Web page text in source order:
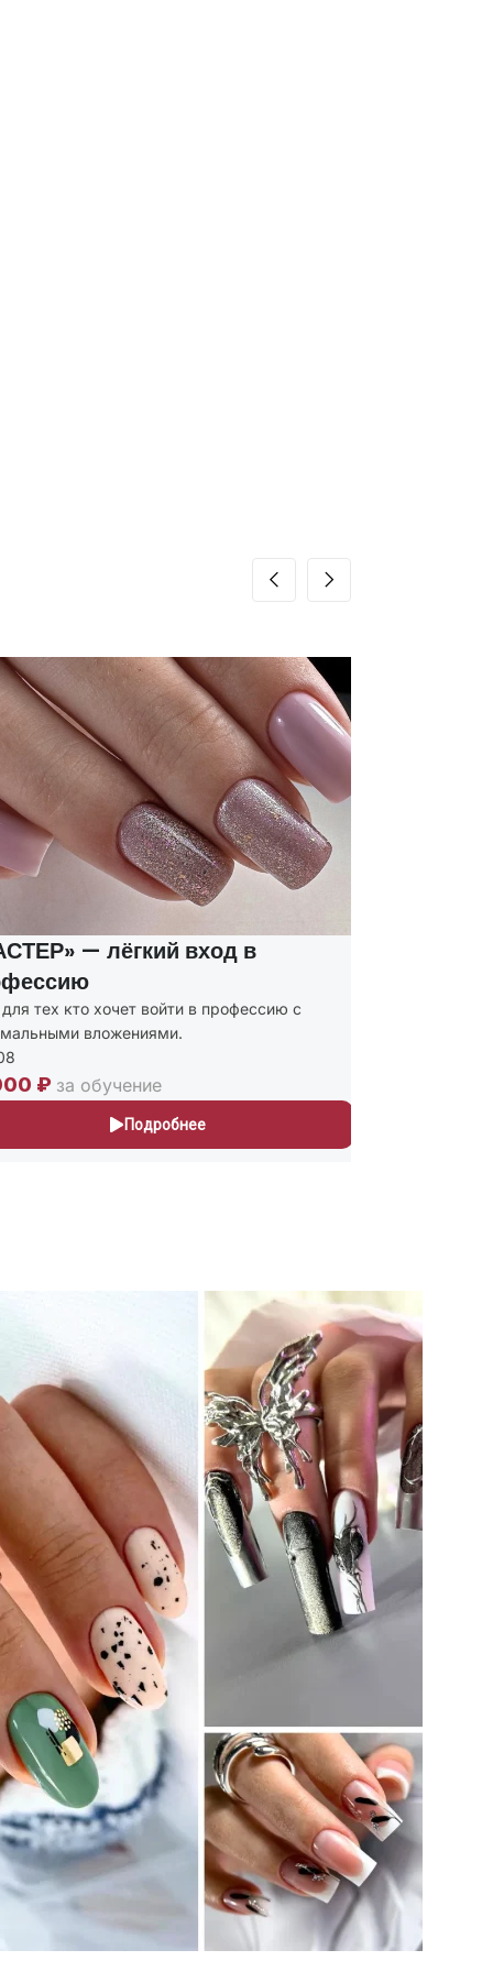
— лёгкий вход в
тех кто хочет войти в профессию с
вложениями.
₽ за обучение
Подробнее